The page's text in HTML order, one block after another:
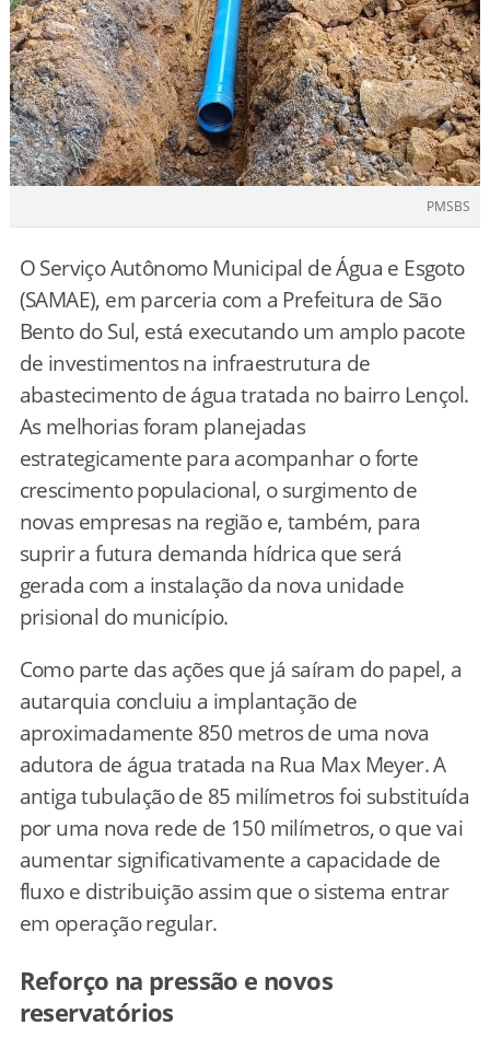
PMSBS
O Serviço Autônomo Municipal de Água e Esgoto
(SAMAE), em parceria com a Prefeitura de São
Bento do Sul, está executando um amplo pacote
de investimentos na infraestrutura de
abastecimento de água tratada no bairro Lençol.
As melhorias foram planejadas
estrategicamente para acompanhar o forte
crescimento populacional, o surgimento de
novas empresas na região e, também, para
suprir a futura demanda hídrica que será
gerada com a instalação da nova unidade
prisional do município.
Como parte das ações que já saíram do papel, a
autarquia concluiu a implantação de
aproximadamente 850 metros de uma nova
adutora de água tratada na Rua Max Meyer. A
antiga tubulação de 85 milímetros foi substituída
por uma nova rede de 150 milímetros, o que vai
aumentar significativamente a capacidade de
fluxo e distribuição assim que o sistema entrar
em operação regular.
Reforço na pressão e novos
reservatórios